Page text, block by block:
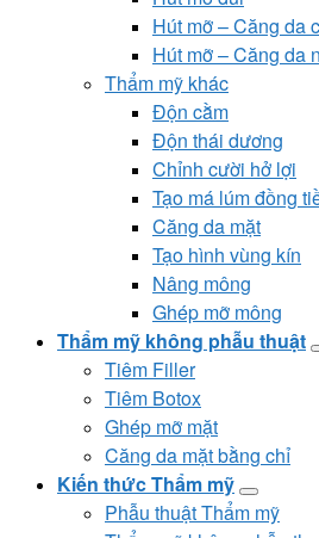
Hút mỡ – Căng da
Hút mỡ – Căng da
Thẩm mỹ khác
Độn cằm
Độn thái dương
Chỉnh cười hở lợi
Tạo má lúm đồng
Căng da mặt
Tạo hình vùng kín
Nâng mông
Ghép mỡ mông
Thẩm mỹ không phẫu thuật
Tiêm Filler
Tiêm Botox
Ghép mỡ mặt
Căng da mặt bằng chỉ
Kiến thức Thẩm mỹ
Phẫu thuật Thẩm mỹ